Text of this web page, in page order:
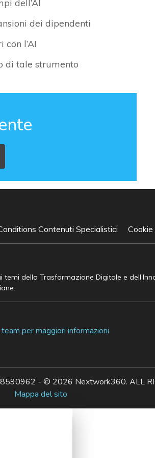
dell’AI
dei dipendenti
l’AI
di tale strumento
Contenuti Specialistici
della Trasformazione Digitale e
per maggiori informazioni
- © 2026 Nextwork360. ALL
Mappa del sito